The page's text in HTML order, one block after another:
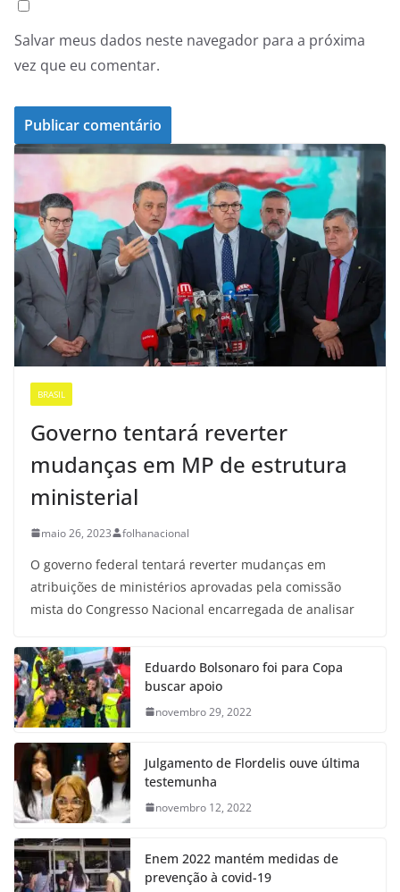
Salvar meus dados neste navegador para a próxima
vez que eu comentar.
BRASIL
Governo tentará reverter
mudanças em MP de estrutura
ministerial
maio 26, 2023 folhanacional
O governo federal tentará reverter mudanças em
atribuições de ministérios aprovadas pela comissão
mista do Congresso Nacional encarregada de analisar
Eduardo Bolsonaro foi para Copa
buscar apoio
novembro 29, 2022
Julgamento de Flordelis ouve última
testemunha
novembro 12, 2022
Enem 2022 mantém medidas de
prevenção à covid-19